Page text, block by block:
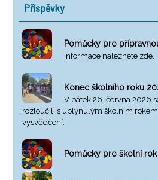
Příspěvky
Pomůcky pro
Informace naleznete zde.
Konec školního roku
V pátek 26. června 2026
rozloučili s uplynulým školním
vysvědčení.
Pomůcky pro školní